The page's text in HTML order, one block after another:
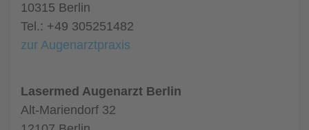
10315 Berlin
Tel.: +49 305251482
zur Augenarztpraxis
Lasermed Augenarzt Berlin
Alt-Mariendorf 32